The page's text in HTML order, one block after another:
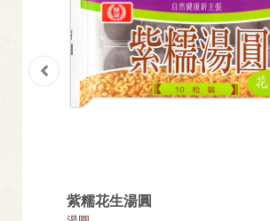
紫糯花生湯圓